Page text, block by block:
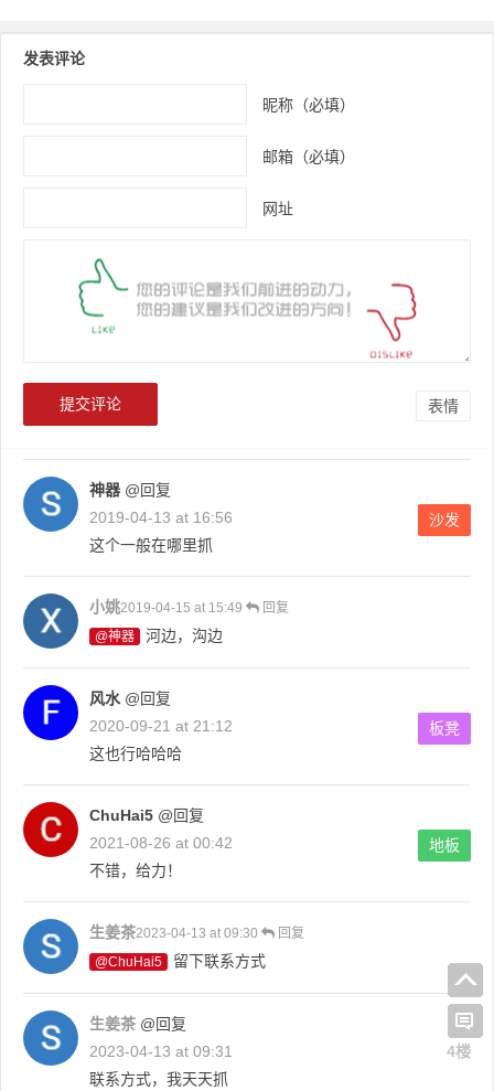
发表评论
昵称（必填）
邮箱（必填）
网址
表情
神器 @回复
2019-04-13 at 16:56
沙发
这个一般在哪里抓
小姚2019-04-15 at 15:49
回复
@神器
河边，沟边
风水 @回复
2020-09-21 at 21:12
板凳
这也行哈哈哈
ChuHai5 @回复
2021-08-26 at 00:42
地板
不错，给力！
生姜茶2023-04-13 at 09:30
回复
@ChuHai5
留下联系方式
生姜茶 @回复
2023-04-13 at 09:31
4楼
联系方式，我天天抓